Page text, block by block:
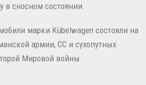
в сносном состоянии.
марки Kübelwagen состояли на
армии, СС и сухопутных
Мировой войны.